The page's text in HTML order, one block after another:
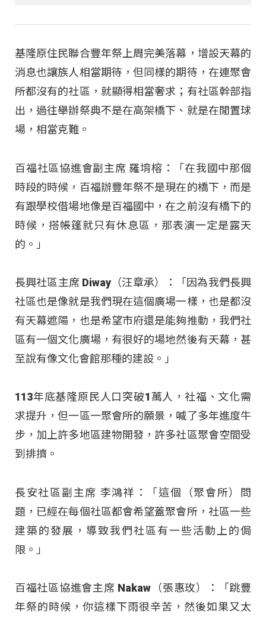
基隆原住民聯合豐年祭上周完美落幕，增設天幕的
消息也讓族人相當期待，但同樣的期待，在連聚會
所都沒有的社區，就顯得相當奢求；有社區幹部指
出，過往舉辦祭典不是在高架橋下、就是在閒置球
場，相當克難。
百福社區協進會副主席 羅堉榕：「在我國中那個
時段的時候，百福辦豐年祭不是現在的橋下，而是
有跟學校借場地像是百福國中，在之前沒有橋下的
時候，搭帳篷就只有休息區，那表演一定是露天
的。」
長興社區主席 Diway（汪章承）：「因為我們長興
社區也是像就是我們現在這個廣場一樣，也是都沒
有天幕遮陽，也是希望市府還是能夠推動，我們社
區有一個文化廣場，有很好的場地然後有天幕，甚
至說有像文化會館那種的建設。」
113年底基隆原民人口突破1萬人，社福、文化需
求提升，但一區一聚會所的願景，喊了多年進度牛
步，加上許多地區建物開發，許多社區聚會空間受
到排擠。
長安社區副主席 李鴻祥：「這個（聚會所）問
題，已經在每個社區都會希望蓋聚會所，社區一些
建築的發展，導致我們社區有一些活動上的侷
限。」
百福社區協進會主席 Nakaw（張惠玫）：「跳豐
年祭的時候，你這樣下雨很辛苦，然後如果又太